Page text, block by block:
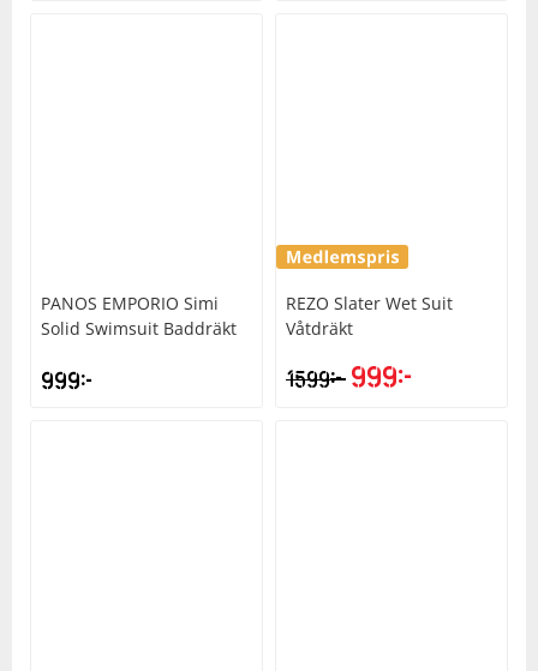
PANOS EMPORIO Simi
Solid Swimsuit Baddräkt
999kr
REZO Slater Wet Suit
Våtdräkt
1599kr 999kr